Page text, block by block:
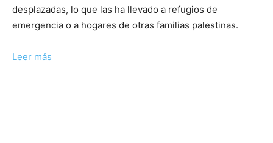
desplazadas, lo que las ha llevado a refugios de
emergencia o a hogares de otras familias palestinas.
Leer más